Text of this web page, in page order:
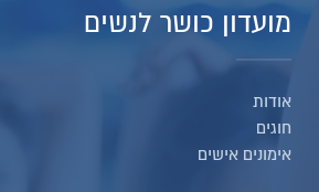
מועדון כושר לנשים
אודות
חוגים
אימונים אישים